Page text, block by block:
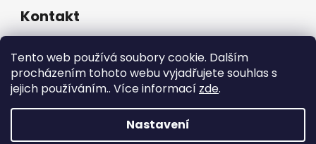
Tento web používá soubory cookie. Dalším
procházením tohoto webu vyjadřujete souhlas s
jejich používáním.. Více informací zde.
Nastavení
Kontakt
777 192 550
777 192 550